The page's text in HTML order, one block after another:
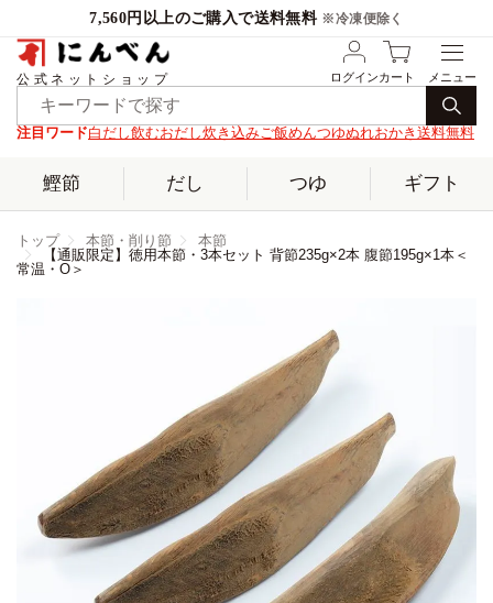
7,560円以上のご購入で送料無料 ※冷凍便除く
公式ネットショップ ログインカート
注目ワード白だし飲むおだし炊き込みご飯めんつゆぬれおかき 送料無料
鰹節 だし つゆ ギフト
トップ 本節・削り節
本節
【通販限定】徳用本節・3本セット 背節235g×2本 腹節195g×1本＜
常温・O＞